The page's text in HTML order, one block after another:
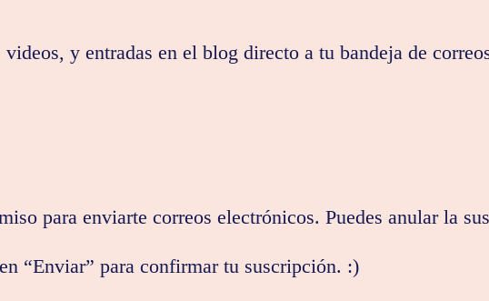
y entradas en el blog directo a tu bandeja de
para enviarte correos electrónicos. Puedes anular la
“Enviar” para confirmar tu suscripción. :)